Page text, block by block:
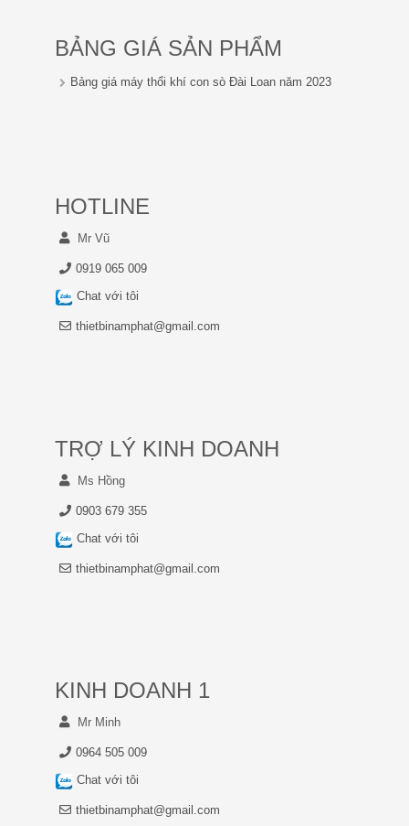
BẢNG GIÁ SẢN PHẨM
Bảng giá máy thổi khí con sò Đài Loan năm 2023
HOTLINE
Mr Vũ
0919 065 009
Chat với tôi
thietbinamphat@gmail.com
TRỢ LÝ KINH DOANH
Ms Hồng
0903 679 355
Chat với tôi
thietbinamphat@gmail.com
KINH DOANH 1
Mr Minh
0964 505 009
Chat với tôi
thietbinamphat@gmail.com